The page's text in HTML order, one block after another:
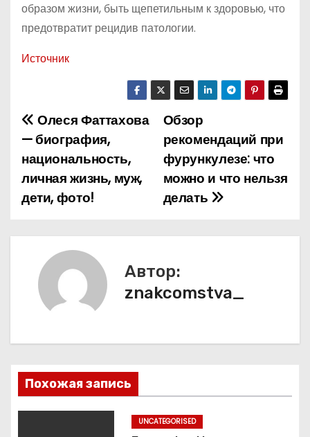
образом жизни, быть щепетильным к здоровью, что
предотвратит рецидив патологии.
Источник
Н
а
в
и
г
п
о
Обзор
рекомендаций при
фурункулезе: что
можно и что нельзя
делать
Олеся Фаттахова
— биография,
национальность,
личная жизнь, муж,
дети, фото!
Автор:
znakcomstva_
Похожая запись
UNCATEGORISED